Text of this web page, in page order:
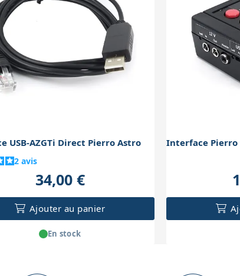
USB-AZGTi Direct Pierro Astro
2 avis
34,00 €
Ajouter au panier
En stock
Interface Pierro